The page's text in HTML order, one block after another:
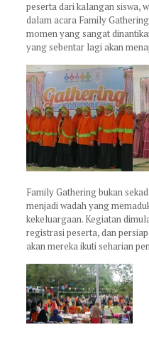
peserta dari kalangan siswa,
dalam acara Family
momen yang sangat
yang sebentar lagi akan
Family Gathering bukan
menjadi wadah yang
kekeluargaan. Kegiatan
registrasi peserta, dan
akan mereka ikuti seharian